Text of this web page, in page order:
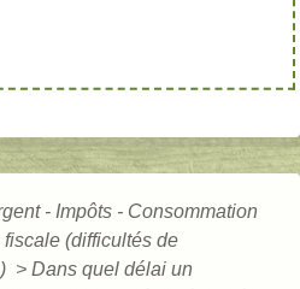
- Impôts - Consommation
(difficultés de
> Dans quel délai un